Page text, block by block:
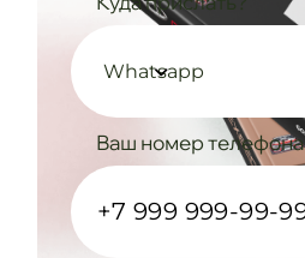
Whatsapp
Ваш номер телефона